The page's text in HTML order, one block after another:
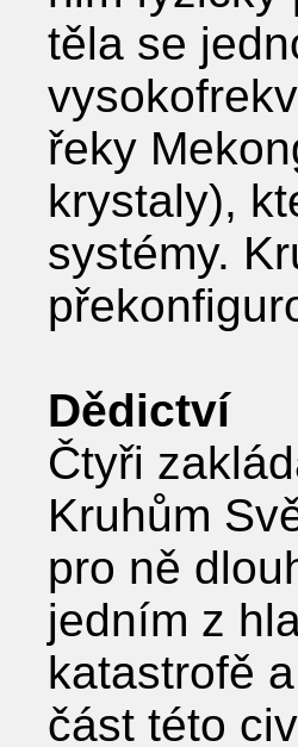
těla se
řeky
krystaly),
systémy.
Dědictví
Čtyři
Kruhům
pro ně
jedním z
katastrofě
část této